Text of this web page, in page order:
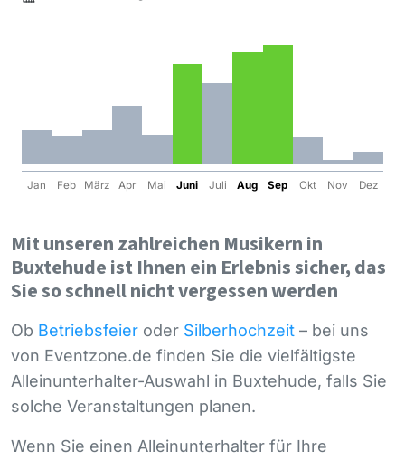
Jan Feb März Apr Mai Juni Juli Aug Sep Okt Nov Dez
Mit unseren zahlreichen Musikern in
Buxtehude ist Ihnen ein Erlebnis sicher, das
Sie so schnell nicht vergessen werden
Ob Betriebsfeier oder Silberhochzeit – bei uns
von Eventzone.de finden Sie die vielfältigste
Alleinunterhalter-Auswahl in Buxtehude, falls Sie
solche Veranstaltungen planen.
Wenn Sie einen Alleinunterhalter für Ihre